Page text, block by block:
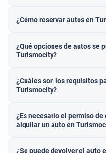
¿Cómo reservar autos en
¿Qué opciones de autos se
Turismocity?
¿Cuáles son los requisitos
Turismocity?
¿Es necesario el permiso
alquilar un auto en
¿Se puede devolver el auto